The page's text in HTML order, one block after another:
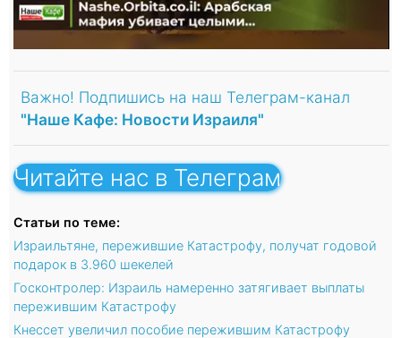
Важно! Подпишись на наш Телеграм-канал
"Наше Кафе: Новости Израиля"
Читайте нас в Телеграм
Статьи по теме:
Израильтяне, пережившие Катастрофу, получат годовой
подарок в 3.960 шекелей
Госконтролер: Израиль намеренно затягивает выплаты
пережившим Катастрофу
Кнессет увеличил пособие пережившим Катастрофу